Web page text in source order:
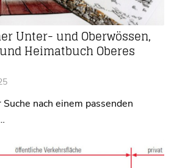
Unter- und Oberwössen,
Heimatbuch Oberes
nach einem passenden